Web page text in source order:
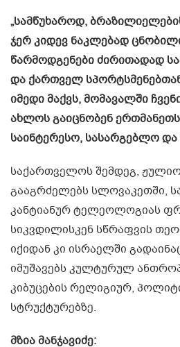
„სამწუხაროდ,
ჯერ კიდევ ნაკლებად
წარმოდგენები ძირითადად
და ქართველ
იმედი მაქვს, მომავალში
ახლოს გაიცნობენ
საინტერესო, სასარგებლო და
საქართველოს შემდეგ,
გააგრძელებს სლოვაკეთში,
კანტიანურ ტელეოლოგიას
სიკვდილისკენ სწრაფვის
იქიდან კი ისრაელში
იმუშავებს კულტურულ
კიბუცების რელიგიურ,
სტრუქტურებზე.
მზია მანჯავიძე: